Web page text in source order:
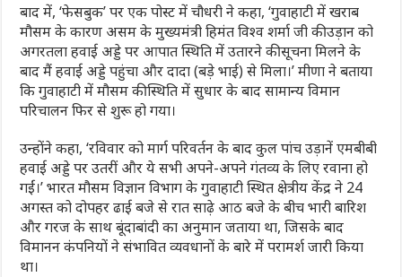
बाद में, ‘फेसबुक’ पर एक पोस्ट में चौधरी ने कहा, ‘गुवाहाटी में खराब
मौसम के कारण असम के मुख्यमंत्री हिमंत विश्व शर्मा जी की उड़ान को
अगरतला हवाई अड्डे पर आपात स्थिति में उतारने की सूचना मिलने के
बाद मैं हवाई अड्डे पहुंचा और दादा (बड़े भाई) से मिला।’ मीणा ने बताया
कि गुवाहाटी में मौसम की स्थिति में सुधार के बाद सामान्य विमान
परिचालन फिर से शुरू हो गया।
उन्होंने कहा, ‘रविवार को मार्ग परिवर्तन के बाद कुल पांच उड़ानें एमबीबी
हवाई अड्डे पर उतरीं और ये सभी अपने-अपने गंतव्य के लिए रवाना हो
गईं।’ भारत मौसम विज्ञान विभाग के गुवाहाटी स्थित क्षेत्रीय केंद्र ने 24
अगस्त को दोपहर ढाई बजे से रात साढ़े आठ बजे के बीच भारी बारिश
और गरज के साथ बूंदाबांदी का अनुमान जताया था, जिसके बाद
विमानन कंपनियों ने संभावित व्यवधानों के बारे में परामर्श जारी किया
था।